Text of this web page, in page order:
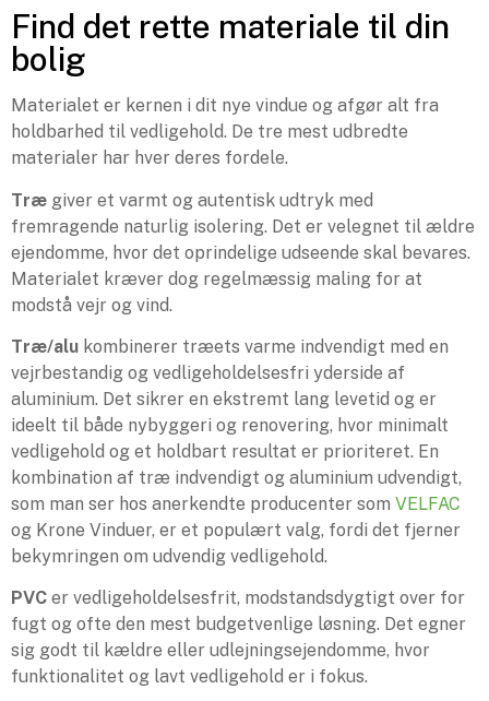
Find det rette materiale til din
bolig
Materialet er kernen i dit nye vindue og afgør alt fra
holdbarhed til vedligehold. De tre mest udbredte
materialer har hver deres fordele.
Træ giver et varmt og autentisk udtryk med
fremragende naturlig isolering. Det er velegnet til ældre
ejendomme, hvor det oprindelige udseende skal bevares.
Materialet kræver dog regelmæssig maling for at
modstå vejr og vind.
Træ/alu kombinerer træets varme indvendigt med en
vejrbestandig og vedligeholdelsesfri yderside af
aluminium. Det sikrer en ekstremt lang levetid og er
ideelt til både nybyggeri og renovering, hvor minimalt
vedligehold og et holdbart resultat er prioriteret. En
kombination af træ indvendigt og aluminium udvendigt,
som man ser hos anerkendte producenter som VELFAC
og Krone Vinduer, er et populært valg, fordi det fjerner
bekymringen om udvendig vedligehold.
PVC er vedligeholdelsesfrit, modstandsdygtigt over for
fugt og ofte den mest budgetvenlige løsning. Det egner
sig godt til kældre eller udlejningsejendomme, hvor
funktionalitet og lavt vedligehold er i fokus.